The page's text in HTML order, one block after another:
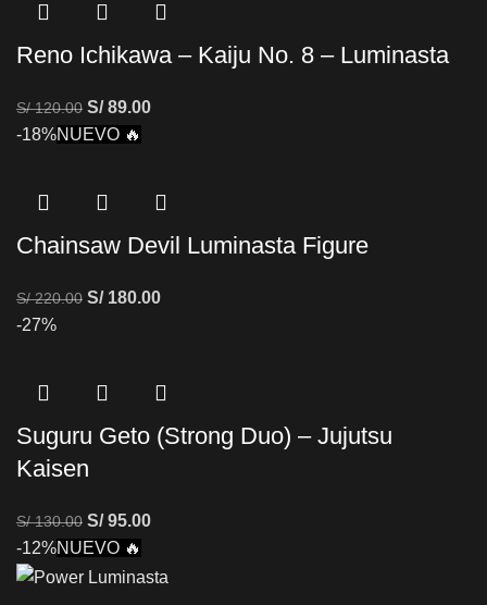
Reno Ichikawa – Kaiju No. 8 – Luminasta
S/120.00 S/89.00
-18%NUEVO 🔥
Chainsaw Devil Luminasta Figure
S/220.00 S/180.00
-27%
Suguru Geto (Strong Duo) – Jujutsu
Kaisen
S/130.00 S/95.00
-12%NUEVO 🔥